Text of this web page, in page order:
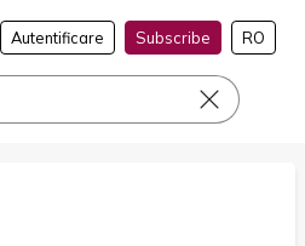
Autentificare Subscribe RO